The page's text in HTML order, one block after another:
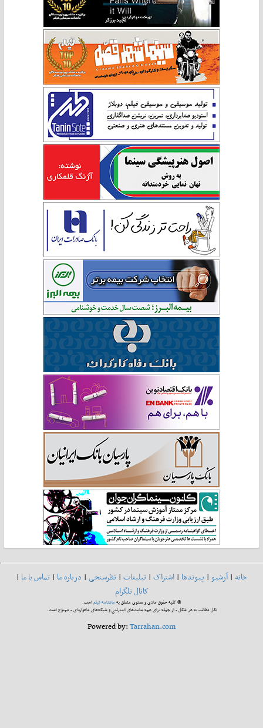
خانه|آرشیو| پیوندها| اشتراک| تبلیغات| نظرسنجی| درباره ما| تماس با ما|
کانال تلگرام
© کلیه حقوق مادی و معنوی متعلق بهماهنامه فیلماست.
نقل مطالب به هر شکل - از جمله برای همه سایت‌های اینترنتی و شبکه‌های ماهواره‌ای - ممنوع است.
Powered by:Tarrahan.com